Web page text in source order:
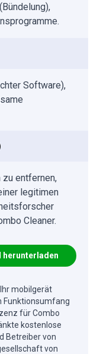
Software),
entfernen,
legitimen
Cleaner.
herunterladen
mobilgerät
Funktionsumfang
für Combo
kostenlose
Betreiber von
von